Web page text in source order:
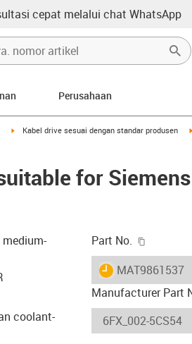
cepat melalui chat WhatsApp
Perusahaan
igus-icon-arrow-right
Kabel drive sesuai dengan standar produsen
for
coolant-
Part No.
igus-icon-
MAT9861537
Manufacturer Part